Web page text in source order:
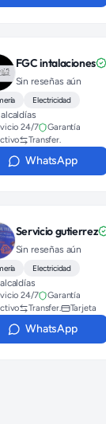
FGC intalaciones
Sin reseñas aún
Electricidad
24/7
Garantía
Transfer.
WhatsApp
Servicio gutierrez
Sin reseñas aún
Electricidad
24/7
Garantía
Transfer. Tarjeta
WhatsApp